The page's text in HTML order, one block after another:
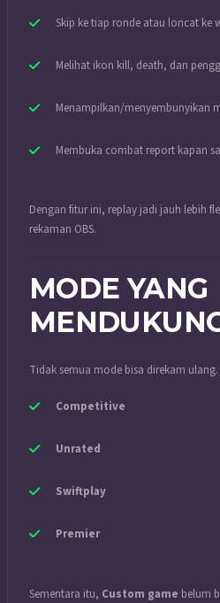
Skip ke tiap ronde atau loncat ke
Melihat ikon kill, death, dan
Menampilkan/menyembunyikan
Membuka combat report kapan
Dengan fitur ini, replay jadi jauh lebih
rekaman OBS.
MODE YANG
Tidak semua mode bisa direkam
Competitive
Unrated
Swiftplay
Premier
Sementara itu, Custom game belum